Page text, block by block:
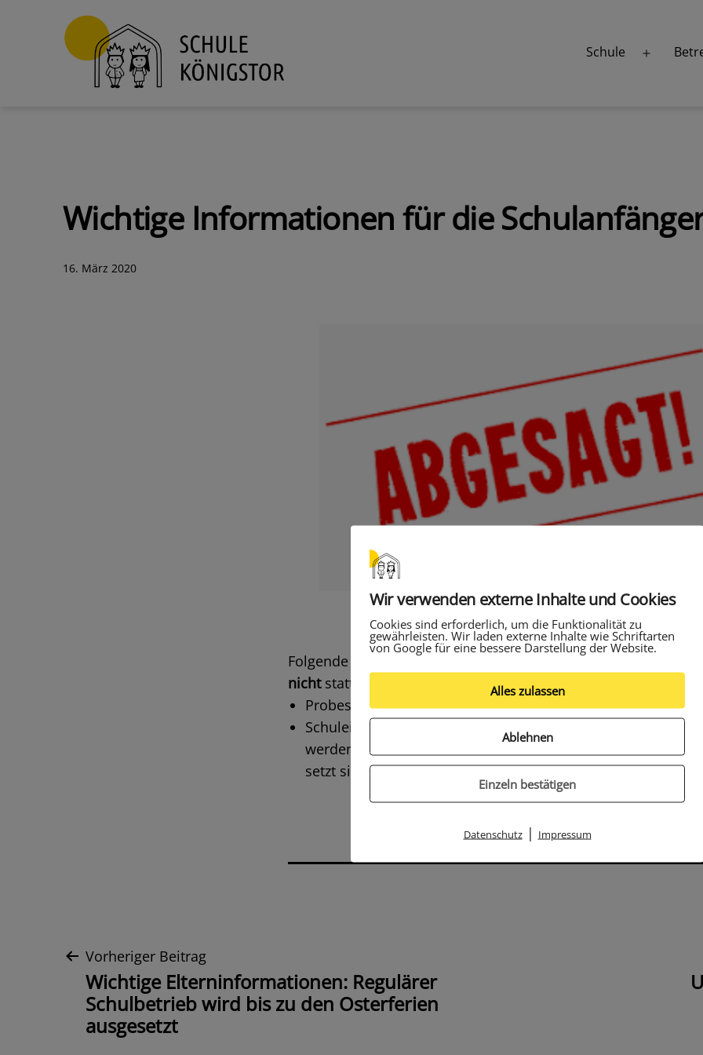
Schule
Menü
Wichtige Informationen für die
Veröffentlicht
16. März 2020
Folgende Veranstaltungen finden aufgrund der aktuellen
nicht statt:
Probeschultag der Schulanfänger 2020 am 30.3.2020
Schuleingangsuntersuchungen der Schulanfänger 2021.
werden voraussichtlich nach den Osterferien fortgesetzt.
setzt sich zu gegebener Zeit mit den Eltern in Verbinung.
Beitrags-
Navigation
Vorheriger Beitrag
Wichtige Elterninformationen: Regulärer
Schulbetrieb wird bis zu den Osterferien
ausgesetzt
Wir verwenden externe Inhalte und Cookies
Cookies sind erforderlich, um die Funktionalität zu
gewährleisten. Wir laden externe Inhalte wie Schriftarten
von Google für eine bessere Darstellung der Website.
Alles zulassen
Ablehnen
Einzeln bestätigen
Datenschutz| Impressum